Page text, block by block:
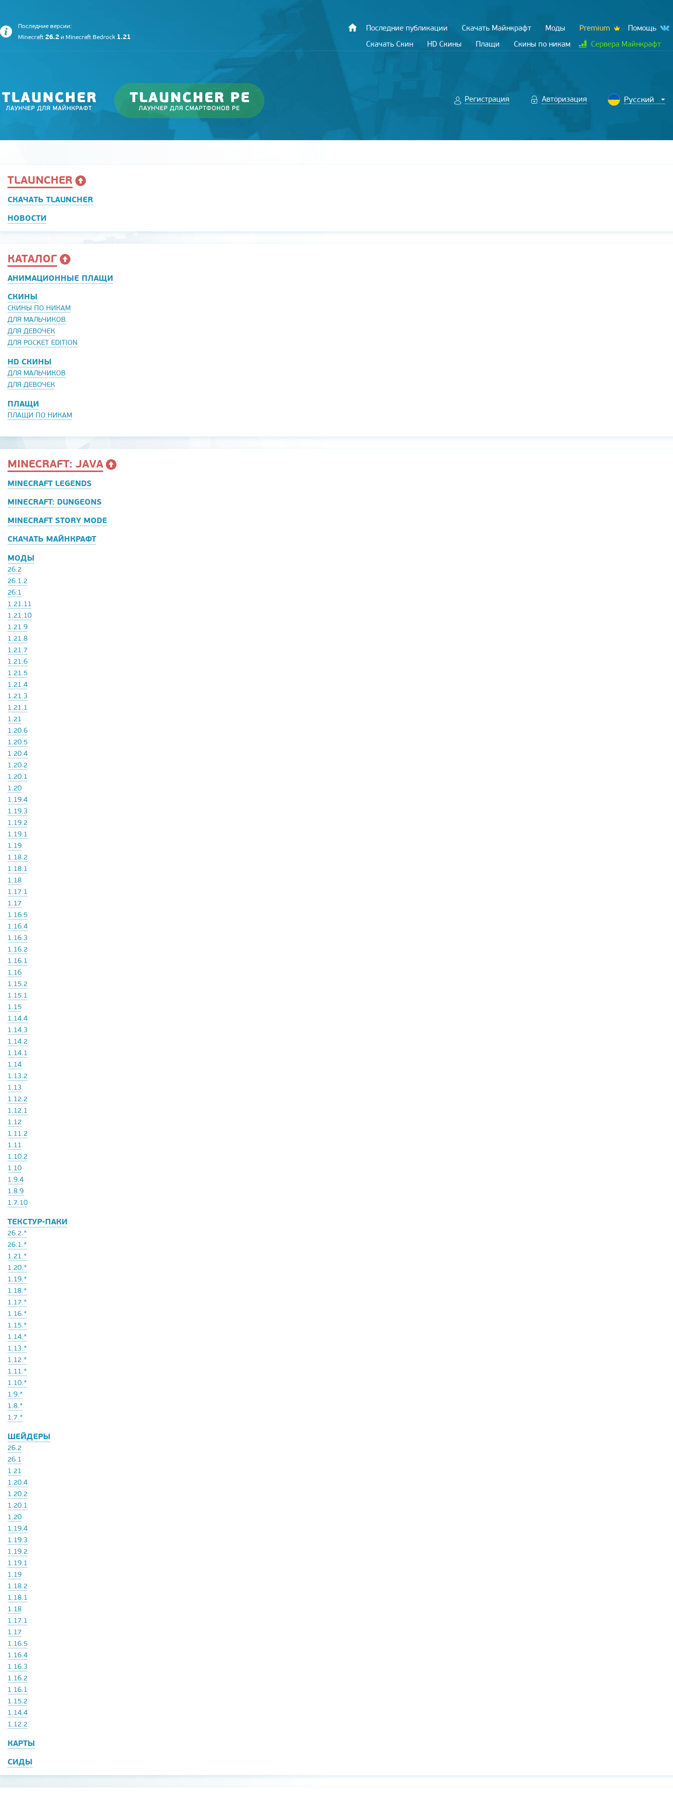
Последние версии:
Minecraft 26.2 и Minecraft Bedrock 1.21
Последние публикации Скачать Майнкрафт Моды Premium
Помощь
Скачать Скин
HD Скины Плащи Скины по никам Сервера Майнкрафт
Регистрация Авторизация
TLAUNCHER
СКАЧАТЬ TLAUNCHER
НОВОСТИ
КАТАЛОГ
АНИМАЦИОННЫЕ ПЛАЩИ
СКИНЫ
СКИНЫ ПО НИКАМ
ДЛЯ МАЛЬЧИКОВ
ДЛЯ ДЕВОЧЕК
ДЛЯ POCKET EDITION
HD СКИНЫ
ДЛЯ МАЛЬЧИКОВ
ДЛЯ ДЕВОЧЕК
ПЛАЩИ
ПЛАЩИ ПО НИКАМ
MINECRAFT: JAVA
MINECRAFT LEGENDS
MINECRAFT: DUNGEONS
MINECRAFT STORY MODE
СКАЧАТЬ МАЙНКРАФТ
МОДЫ
26.2
26.1.2
26.1
1.21.11
1.21.10
1.21.9
1.21.8
1.21.7
1.21.6
1.21.5
1.21.4
1.21.3
1.21.1
1.21
1.20.6
1.20.5
1.20.4
1.20.2
1.20.1
1.20
1.19.4
1.19.3
1.19.2
1.19.1
1.19
1.18.2
1.18.1
1.18
1.17.1
1.17
1.16.5
1.16.4
1.16.3
1.16.2
1.16.1
1.16
1.15.2
1.15.1
1.15
1.14.4
1.14.3
1.14.2
1.14.1
1.14
1.13.2
1.13
1.12.2
1.12.1
1.12
1.11.2
1.11
1.10.2
1.10
1.9.4
1.8.9
1.7.10
ТЕКСТУР-ПАКИ
26.2.*
26.1.*
1.21.*
1.20.*
1.19.*
1.18.*
1.17.*
1.16.*
1.15.*
1.14.*
1.13.*
1.12.*
1.11.*
1.10.*
1.9.*
1.8.*
1.7.*
ШЕЙДЕРЫ
26.2
26.1
1.21
1.20.4
1.20.2
1.20.1
1.20
1.19.4
1.19.3
1.19.2
1.19.1
1.19
1.18.2
1.18.1
1.18
1.17.1
1.17
1.16.5
1.16.4
1.16.3
1.16.2
1.16.1
1.15.2
1.14.4
1.12.2
КАРТЫ
СИДЫ